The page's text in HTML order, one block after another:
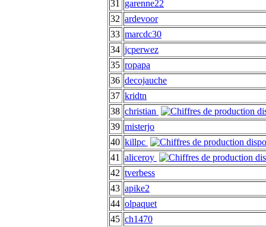
31
garenne22
32 ardevoor
33 marcdc30
34 jcperwez
35 ropapa
36 decojauche
37 kridtn
38 christian
39 misterjo
40 killpc
41
aliceroy
42 tverbess
43 apike2
44 olpaquet
45 ch1470